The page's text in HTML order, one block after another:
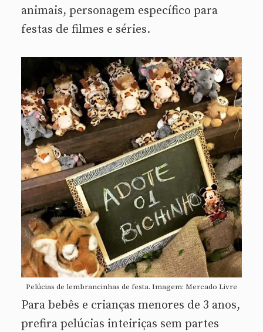
animais, personagem específico para
festas de filmes e séries.
Pelúcias de lembrancinhas de festa. Imagem: Mercado Livre
Para bebês e crianças menores de 3 anos,
prefira pelúcias inteiriças sem partes